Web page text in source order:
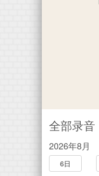
全部录音
2026年8月
6日